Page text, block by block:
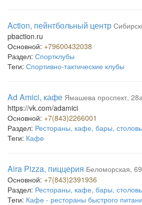
Action, пейнтбольный центр
pbaction.ru
Основной: +79600432038
Раздел: Спортклубы
Теги: Спортивно-тактические клубы
Ad Amici, кафе Ямашева проспект,
https://vk.com/adamici
Основной: +7(843)2266001
Раздел: Рестораны, кафе, бары,
Теги: Кафе
Aira Pizza, пиццерия Беломорская,
Основной: +7(843)2391936
Раздел: Рестораны, кафе, бары,
Теги: Кафе - рестораны быстрого